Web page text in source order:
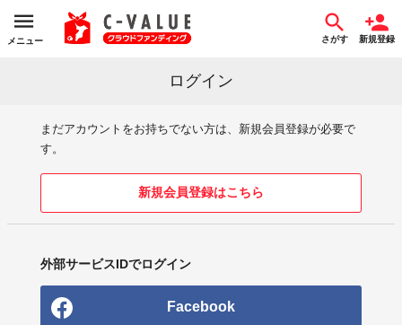
メニュー さがす 新規登録
ログイン
まだアカウントをお持ちでない方は、新規会員登録が必要で
す。
新規会員登録はこちら
外部サービスIDでログイン
Facebook